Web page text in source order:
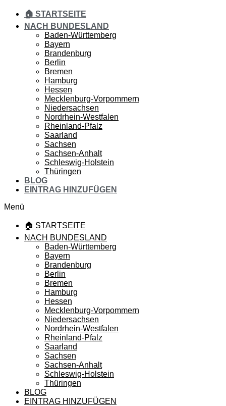
🏠 STARTSEITE
NACH BUNDESLAND
Baden-Württemberg
Bayern
Brandenburg
Berlin
Bremen
Hamburg
Hessen
Mecklenburg-Vorpommern
Niedersachsen
Nordrhein-Westfalen
Rheinland-Pfalz
Saarland
Sachsen
Sachsen-Anhalt
Schleswig-Holstein
Thüringen
BLOG
EINTRAG HINZUFÜGEN
Menü
🏠 STARTSEITE
NACH BUNDESLAND
Baden-Württemberg
Bayern
Brandenburg
Berlin
Bremen
Hamburg
Hessen
Mecklenburg-Vorpommern
Niedersachsen
Nordrhein-Westfalen
Rheinland-Pfalz
Saarland
Sachsen
Sachsen-Anhalt
Schleswig-Holstein
Thüringen
BLOG
EINTRAG HINZUFÜGEN